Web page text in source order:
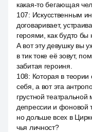
какая-то бегающая
107: Искусственным
договаривает,
героями, как будто бы
А вот эту девушку вы
в тик токе её зовут,
забитая героиня.
108: Которая в
себя, а вот эта
грустной
депрессии и фоновой
но дольше всех в
чья личност?